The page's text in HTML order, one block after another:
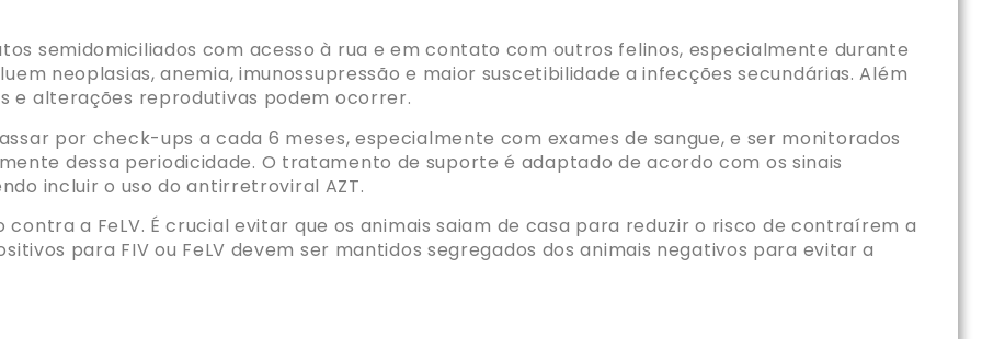
semidomiciliados com acesso à rua e em contato com outros felinos, especialmente durante
neoplasias, anemia, imunossupressão e maior suscetibilidade a infecções secundárias. Além
e alterações reprodutivas podem ocorrer.
por check-ups a cada 6 meses, especialmente com exames de sangue, e ser monitorados
dessa periodicidade. O tratamento de suporte é adaptado de acordo com os sinais
incluir o uso do antirretroviral AZT.
a FeLV. É crucial evitar que os animais saiam de casa para reduzir o risco de contraírem a
para FIV ou FeLV devem ser mantidos segregados dos animais negativos para evitar a